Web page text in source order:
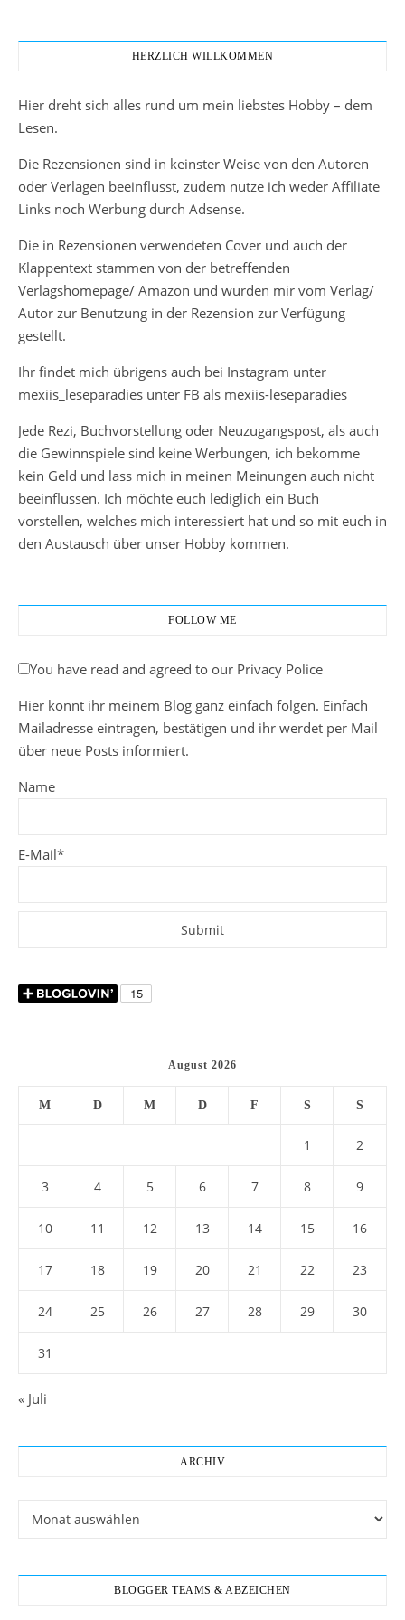
HERZLICH WILLKOMMEN
Hier dreht sich alles rund um mein liebstes Hobby – dem
Lesen.
Die Rezensionen sind in keinster Weise von den Autoren
oder Verlagen beeinflusst, zudem nutze ich weder Affiliate
Links noch Werbung durch Adsense.
Die in Rezensionen verwendeten Cover und auch der
Klappentext stammen von der betreffenden
Verlagshomepage/ Amazon und wurden mir vom Verlag/
Autor zur Benutzung in der Rezension zur Verfügung
gestellt.
Ihr findet mich übrigens auch bei Instagram unter
mexiis_leseparadies unter FB als mexiis-leseparadies
Jede Rezi, Buchvorstellung oder Neuzugangspost, als auch
die Gewinnspiele sind keine Werbungen, ich bekomme
kein Geld und lass mich in meinen Meinungen auch nicht
beeinflussen. Ich möchte euch lediglich ein Buch
vorstellen, welches mich interessiert hat und so mit euch in
den Austausch über unser Hobby kommen.
FOLLOW ME
You have read and agreed to our Privacy Police
Hier könnt ihr meinem Blog ganz einfach folgen. Einfach
Mailadresse eintragen, bestätigen und ihr werdet per Mail
über neue Posts informiert.
Name
E-Mail*
August 2026
M D M D F S S
1 2
3 4 5 6 7 8 9
10 11 12 13 14 15 16
17 18 19 20 21 22 23
24 25 26 27 28 29 30
31
« Juli
ARCHIV
BLOGGER TEAMS & ABZEICHEN